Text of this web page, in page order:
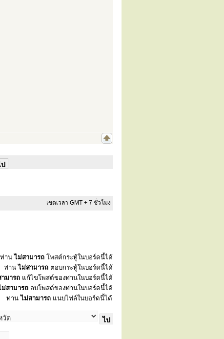
เขตเวลา GMT + 7 ชั่วโมง
ท่านไม่สามารถ โพสต์กระทู้ในบอร์ดนี้ได้
ท่านไม่สามารถ ตอบกระทู้ในบอร์ดนี้ได้
มารถ แก้ไขโพสต์ของท่านในบอร์ดนี้ได้
ม่สามารถ ลบโพสต์ของท่านในบอร์ดนี้ได้
ท่านไม่สามารถ แนบไฟล์ในบอร์ดนี้ได้